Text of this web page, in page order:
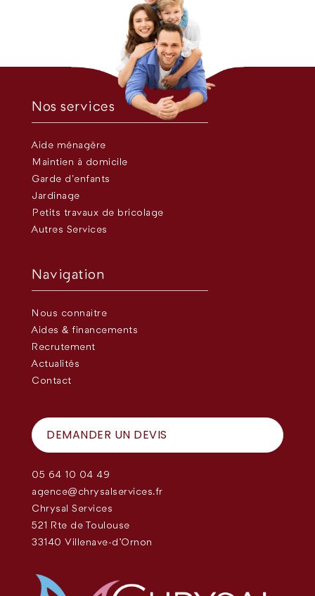
Nos services
Aide ménagère
Maintien à domicile
Garde d’enfants
Jardinage
Petits travaux de bricolage
Autres Services
Navigation
Nous connaître
Aides & financements
Recrutement
Actualités
Contact
DEMANDER UN DEVIS
05 64 10 04 49
agence@chrysalservices.fr
Chrysal Services
521 Rte de Toulouse
33140 Villenave-d'Ornon